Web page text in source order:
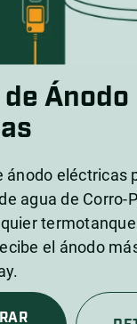
Ánodo
ánodo eléctricas
agua de Corro-
el ánodo